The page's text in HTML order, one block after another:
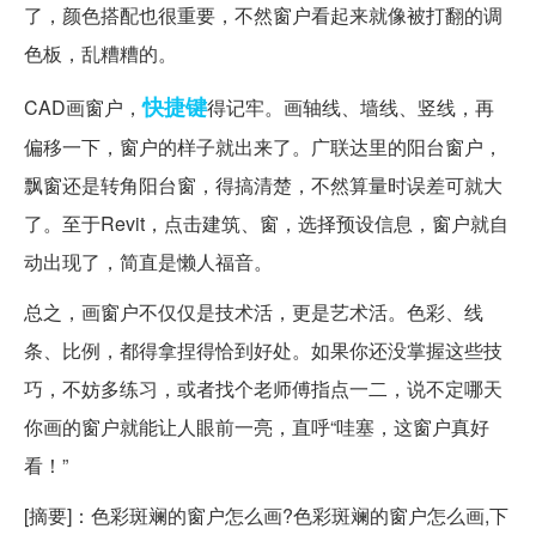
了，颜色搭配也很重要，不然窗户看起来就像被打翻的调
色板，乱糟糟的。
CAD画窗户，快捷键得记牢。画轴线、墙线、竖线，再
偏移一下，窗户的样子就出来了。广联达里的阳台窗户，
飘窗还是转角阳台窗，得搞清楚，不然算量时误差可就大
了。至于Revit，点击建筑、窗，选择预设信息，窗户就自
动出现了，简直是懒人福音。
总之，画窗户不仅仅是技术活，更是艺术活。色彩、线
条、比例，都得拿捏得恰到好处。如果你还没掌握这些技
巧，不妨多练习，或者找个老师傅指点一二，说不定哪天
你画的窗户就能让人眼前一亮，直呼“哇塞，这窗户真好
看！”
[摘要]：色彩斑斓的窗户怎么画?色彩斑斓的窗户怎么画,下